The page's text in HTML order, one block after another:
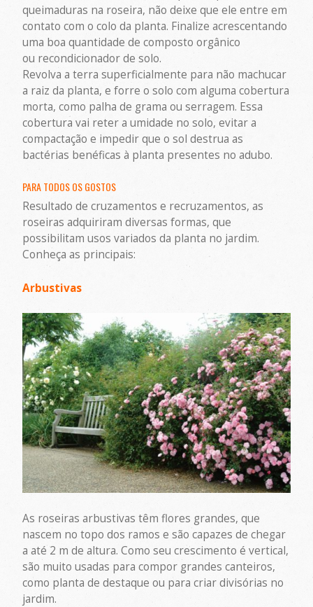
queimaduras na roseira, não deixe que ele entre em
contato com o colo da planta. Finalize acrescentando
uma boa quantidade de composto orgânico
ou recondicionador de solo.
Revolva a terra superficialmente para não machucar
a raiz da planta, e forre o solo com alguma cobertura
morta, como palha de grama ou serragem. Essa
cobertura vai reter a umidade no solo, evitar a
compactação e impedir que o sol destrua as
bactérias benéficas à planta presentes no adubo.
PARA TODOS OS GOSTOS
Resultado de cruzamentos e recruzamentos, as
roseiras adquiriram diversas formas, que
possibilitam usos variados da planta no jardim.
Conheça as principais:
Arbustivas
As roseiras arbustivas têm flores grandes, que
nascem no topo dos ramos e são capazes de chegar
a até 2 m de altura. Como seu crescimento é vertical,
são muito usadas para compor grandes canteiros,
como planta de destaque ou para criar divisórias no
jardim.